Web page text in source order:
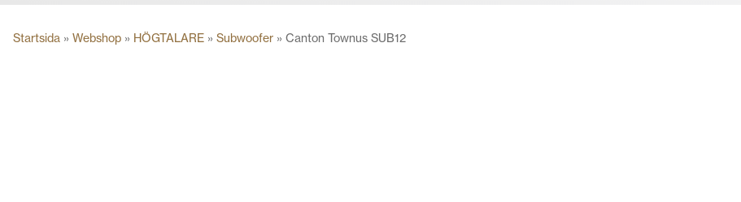
Startsida » Webshop » HÖGTALARE » Subwoofer » Canton Townus SUB12